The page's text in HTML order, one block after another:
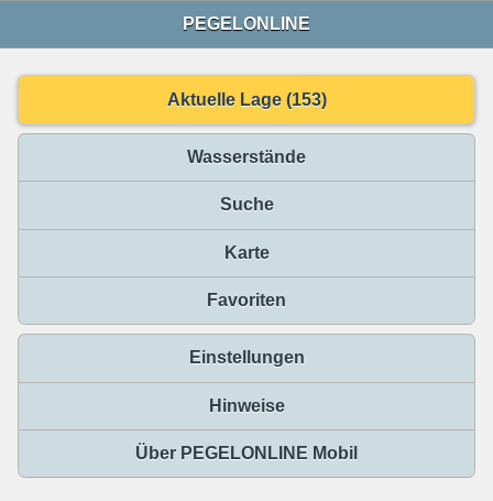
PEGELONLINE
Aktuelle Lage (153)
Wasserstände
Suche
Karte
Favoriten
Einstellungen
Hinweise
Über PEGELONLINE Mobil